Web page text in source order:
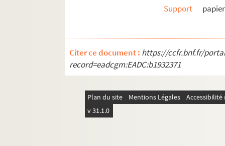
Support
papier
Citer ce document : https://ccfr.bnf.fr/
record=eadcgm:EADC:b1932371
Plan du site Mentions Légales
v 31.1.0